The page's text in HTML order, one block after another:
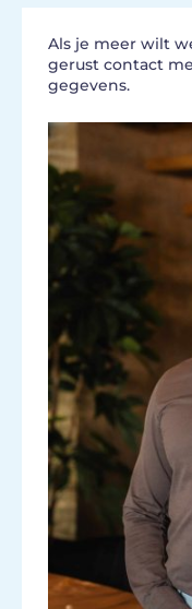
Als je meer wilt
gerust contact
gegevens.